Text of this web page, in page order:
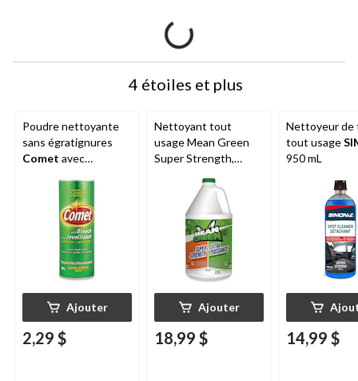
4 étoiles et plus
Poudre nettoyante
sans égratignures
Comet avec
Ajouter
2,29 $
Nettoyant tout
usage Mean Green
Super Strength,
Ajouter
18,99 $
Nettoyeur de
tout usage
950 mL
14,99 $